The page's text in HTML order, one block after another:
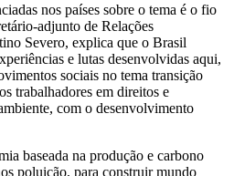
nos países sobre o tema é o fio
adjunto de Relações
Severo, explica que o Brasil
e lutas desenvolvidas aqui,
sociais no tema transição
trabalhadores em direitos e
com o desenvolvimento
baseada na produção e carbono
poluição, para construir mundo